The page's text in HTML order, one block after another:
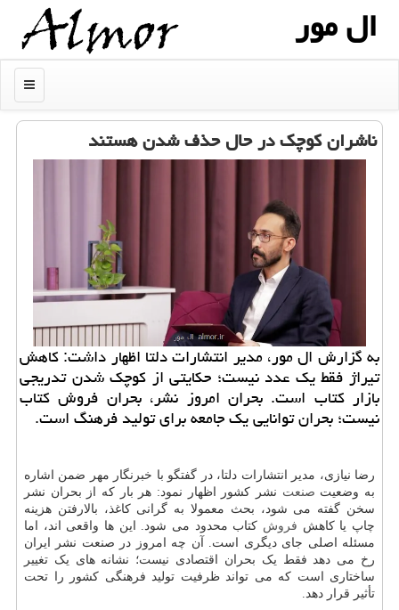
ال مور
منو
ناشران کوچک در حال حذف شدن هستند
به گزارش ال مور، مدیر انتشارات دلتا اظهار داشت: کاهش
تیراژ فقط یک عدد نیست؛ حکایتی از کوچک شدن تدریجی
بازار کتاب است. بحران امروز نشر، بحران فروش کتاب
نیست؛ بحران توانایی یک جامعه برای تولید فرهنگ است.
رضا نیازی، مدیر انتشارات دلتا، در گفتگو با خبرنگار مهر ضمن اشاره
به وضعیت صنعت نشر کشور اظهار نمود: هر بار که از بحران نشر
سخن گفته می شود، بحث معمولا به گرانی کاغذ، بالارفتن هزینه
چاپ یا کاهش فروش کتاب محدود می شود. این ها واقعی اند، اما
مسئله اصلی جای دیگری است. آن چه امروز در صنعت نشر ایران
رخ می دهد فقط یک بحران اقتصادی نیست؛ نشانه های یک تغییر
ساختاری است که می تواند ظرفیت تولید فرهنگی کشور را تحت
تأثیر قرار دهد.